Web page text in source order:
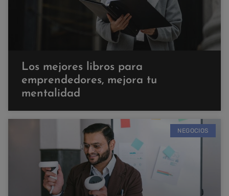
Los mejores libros para
emprendedores, mejora tu
mentalidad
NEGOCIOS